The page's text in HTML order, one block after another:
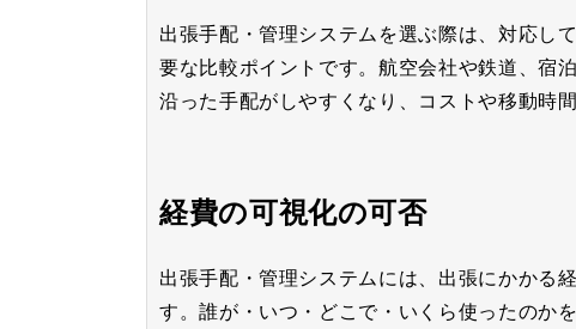
出張手配・管理システムを選ぶ際は、対応し
要な比較ポイントです。航空会社や鉄道、宿
沿った手配がしやすくなり、コストや移動時
経費の可視化の可否
出張手配・管理システムには、出張にかかる
す。誰が・いつ・どこで・いくら使ったのか